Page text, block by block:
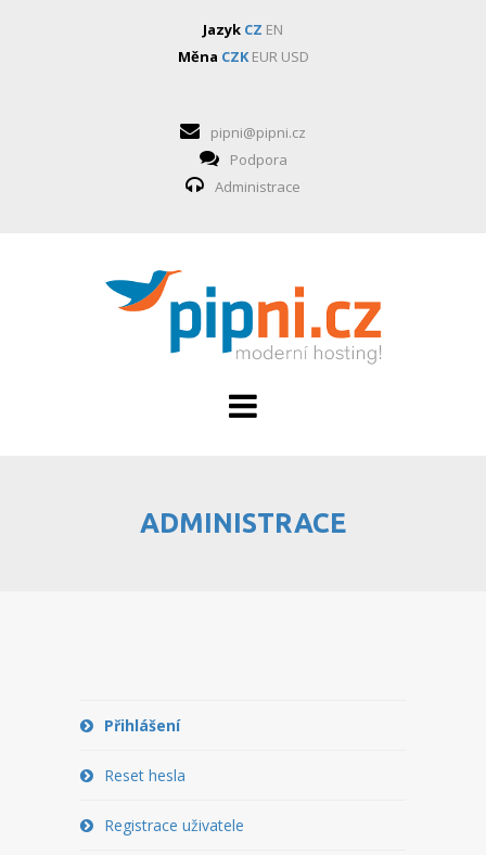
Jazyk CZ EN
Měna CZK EUR USD
pipni@pipni.cz
Podpora
Administrace
PŘIHLÁŠENÍ
STATISTIKY
ADMINISTRACE
Přihlášení
Reset hesla
Registrace uživatele